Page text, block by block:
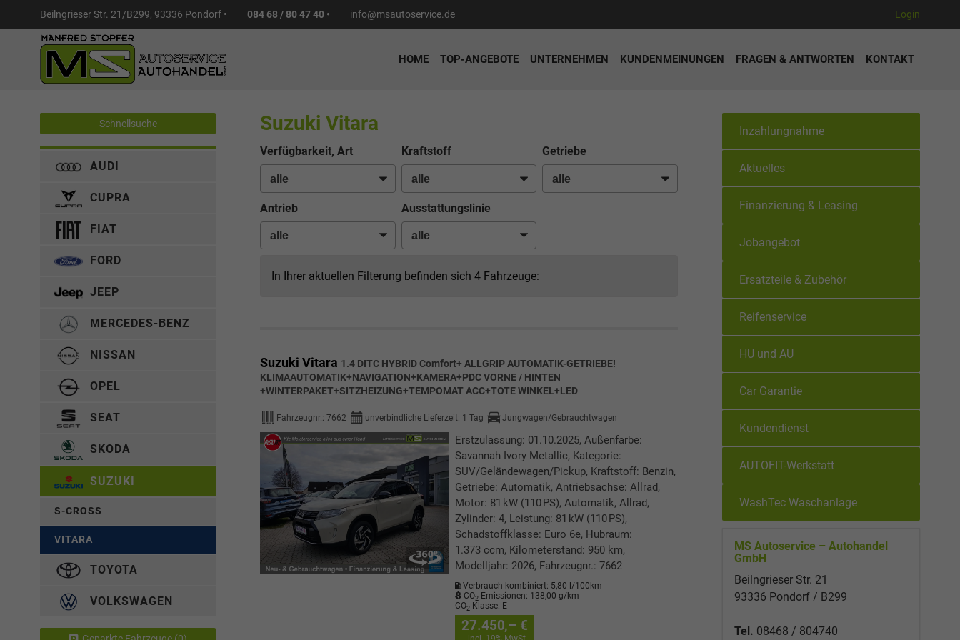
Beilngrieser Str. 21/B299, 93336 Pondorf • 084 68 / 80 47 40 • info@msautoservice.de Login
HOME TOP-ANGEBOTE UNTERNEHMEN KUNDENMEINUNGEN FRAGEN & ANTWORTEN KONTAKT
Suzuki Vitara
Verfügbarkeit, Art Kraftstoff Getriebe
Antrieb Ausstattungslinie
In Ihrer aktuellen Filterung befinden sich 4Fahrzeuge:
Suzuki Vitara 1.4 DITC HYBRID Comfort+ ALLGRIP AUTOMATIK-GETRIEBE!
KLIMAAUTOMATIK+NAVIGATION+KAMERA+PDC VORNE / HINTEN
+WINTERPAKET+SITZHEIZUNG+TEMPOMAT ACC+TOTE WINKEL+LED
Fahrzeugnr.: 7662 unverbindliche Lieferzeit: 1 Tag Jungwagen/Gebrauchtwagen
Erstzulassung: 01.10.2025, Außenfarbe:
Savannah Ivory Metallic, Kategorie:
SUV/Geländewagen/Pickup, Kraftstoff: Benzin,
Getriebe: Automatik, Antriebsachse: Allrad,
Motor: 81 kW (110 PS), Automatik, Allrad,
Zylinder: 4, Leistung: 81 kW (110 PS),
Schadstoffklasse: Euro 6e, Hubraum:
1.373 ccm, Kilometerstand: 950 km,
Modelljahr: 2026, Fahrzeugnr.: 7662
Verbrauch kombiniert: 5,80 l/100km
CO2-Emissionen: 138,00 g/km
CO2-Klasse: E
27.450,– €
Schnellsuche
AUDI
CUPRA
FIAT
FORD
JEEP
MERCEDES-BENZ
NISSAN
OPEL
SEAT
SKODA
SUZUKI
S-CROSS
VITARA
TOYOTA
VOLKSWAGEN
Inzahlungnahme
Aktuelles
Finanzierung & Leasing
Jobangebot
Ersatzteile & Zubehör
Reifenservice
HU und AU
Car Garantie
Kundendienst
AUTOFIT-Werkstatt
WashTec Waschanlage
MS Autoservice – Autohandel
GmbH
Beilngrieser Str. 21
93336 Pondorf / B299
Tel. 08468 / 804740